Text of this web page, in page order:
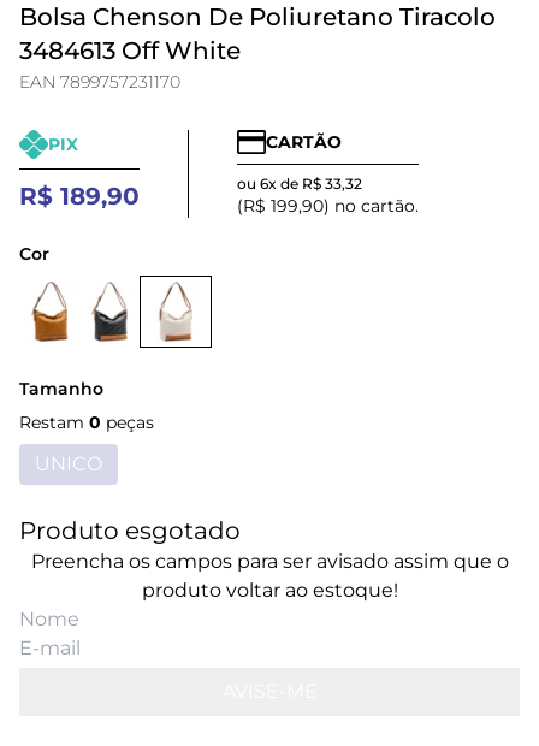
Bolsa Chenson De Poliuretano Tiracolo
3484613 Off White
EAN 7899757231170
PIX
R$ 189,90
CARTÃO
ou 6x de R$ 33,32
(R$ 199,90) no cartão.
Cor
Tamanho
Restam 0 peças
UNICO
Produto esgotado
Preencha os campos para ser avisado assim que o
produto voltar ao estoque!